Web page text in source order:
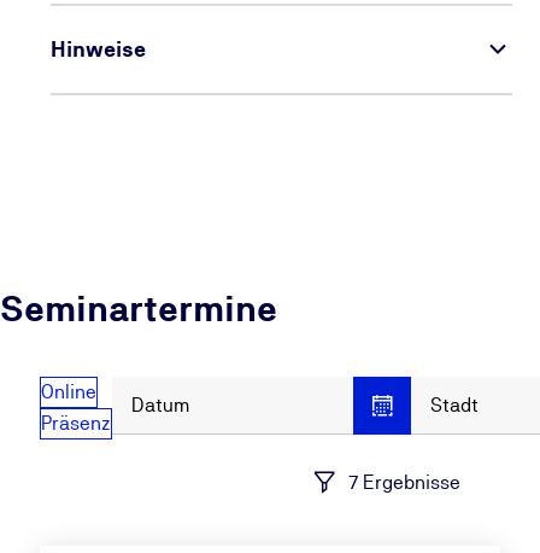
Hinweise
Seminartermine
Online
Präsenz
Datum Stadt
7 Ergebnisse